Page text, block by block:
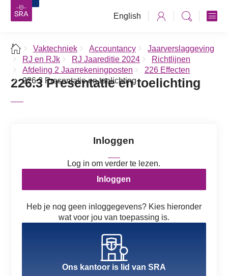
English
Vaktechniek Accountancy
Jaarverslaggeving
RJ en RJk
RJ Jaareditie 2024
Richtlijnen
Afdeling 2 Jaarrekeningposten
226 Effecten
226.3 Presentatie en toelichting
226.3 Presentatie en toelichting
Inloggen
Log in om verder te lezen.
Inloggen
Heb je nog geen inloggegevens? Kies hieronder
wat voor jou van toepassing is.
Ons kantoor is lid van SRA